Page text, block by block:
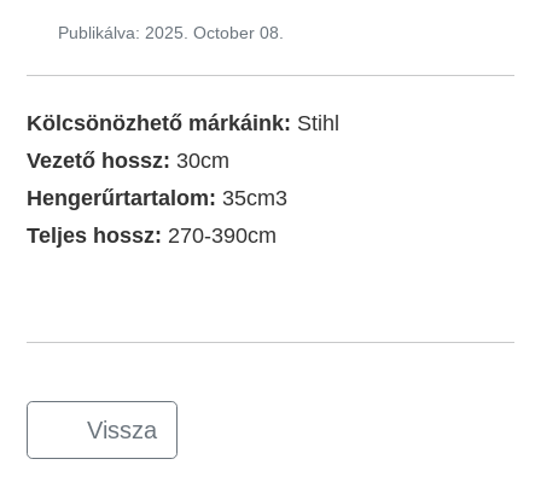
Publikálva: 2025. October 08.
Kölcsönözhető márkáink: Stihl
Vezető hossz: 30cm
Hengerűrtartalom: 35cm3
Teljes hossz: 270-390cm
Vissza